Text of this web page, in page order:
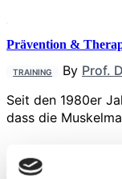
Prävention &
TRAINING By Prof.
Seit den 1980er
dass die
Trainingsbasierte